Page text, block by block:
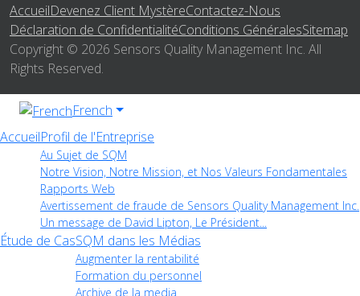
AccueilDevenez Client MystèreContactez-Nous
Déclaration de ConfidentialitéConditions GénéralesSitemap
Copyright © 2026 Sensors Quality Management Inc. All
Rights Reserved.
French
AccueilProfil de l'Entreprise
Au Sujet de SQM
Notre Vision, Notre Mission, et Nos Valeurs Fondamentales
Rapports Web
Avertissement de fraude de Sensors Quality Management Inc.
Un message de David Lipton, Le Président...
Étude de CasSQM dans les Médias
Augmenter la rentabilité
Formation du personnel
Archive de la media